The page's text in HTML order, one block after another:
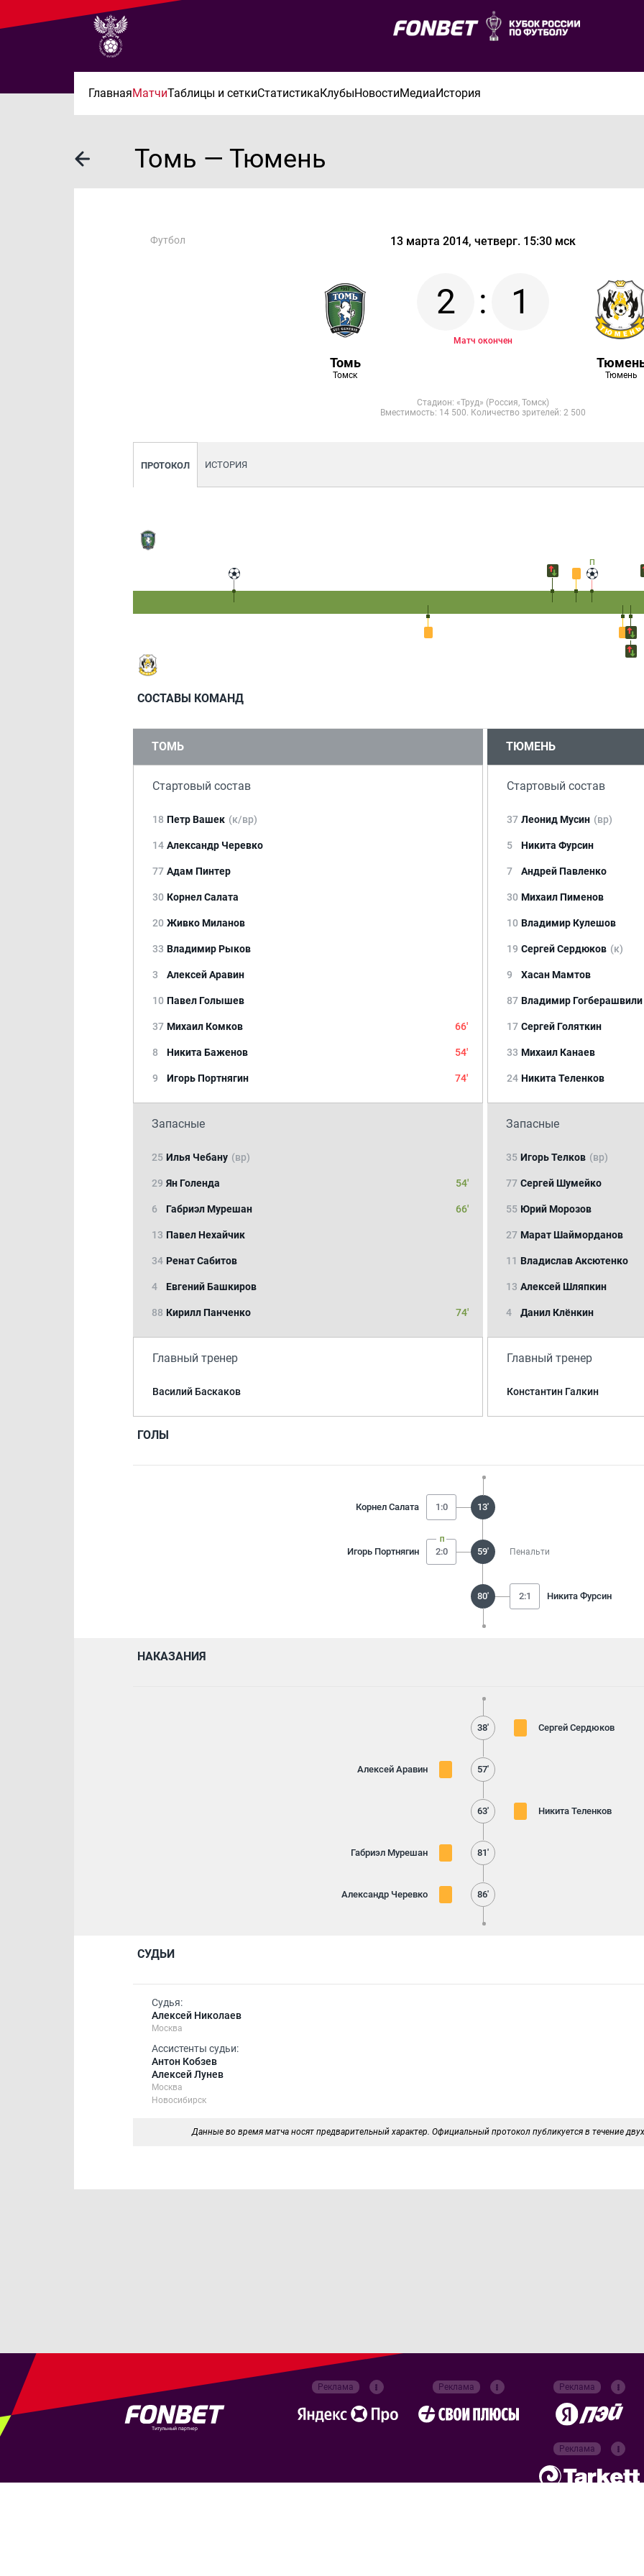
ГлавнаяМатчиТаблицы и сеткиСтатистикаКлубыНовостиМедиаИстория
Томь — Тюмень
Футбол 13 марта 2014, четверг. 15:30 мск
Томь
Томск
2 : 1
Матч окончен
Тюмень
Стадион: «Труд» (Россия, Томск)
Вместимость: 14 500. Количество зрителей: 2 500
ПРОТОКОЛ ИСТОРИЯ
СОСТАВЫ КОМАНД
ТОМЬ
Стартовый состав
18 Петр Вашек (к/вр)
14 Александр Черевко
77 Адам Пинтер
30 Корнел Салата
20 Живко Миланов
33 Владимир Рыков
3 Алексей Аравин
10 Павел Голышев
37 Михаил Комков 66'
8 Никита Баженов 54'
9 Игорь Портнягин 74'
Запасные
25 Илья Чебану (вр)
29 Ян Голенда 54'
6 Габриэл Мурешан 66'
13 Павел Нехайчик
34 Ренат Сабитов
4 Евгений Башкиров
88 Кирилл Панченко 74'
Главный тренер
Василий Баскаков
ТЮМЕНЬ
Стартовый состав
37 Леонид Мусин (вр)
5 Никита Фурсин
7 Андрей Павленко
30 Михаил Пименов
10 Владимир Кулешов
19 Сергей Сердюков (к)
9 Хасан Мамтов
87 Владимир Гогберашвили
17 Сергей Голяткин
33 Михаил Канаев
24 Никита Теленков
Запасные
35 Игорь Телков (вр)
77 Сергей Шумейко
55 Юрий Морозов
27 Марат Шайморданов
11 Владислав Аксютенко
13 Алексей Шляпкин
4 Данил Клёнкин
Главный тренер
Константин Галкин
ГОЛЫ
Корнел Салата 1:0 13'
Игорь Портнягин 2:0 59' Пенальти
80' 2:1 Никита Фурсин
НАКАЗАНИЯ
38' Сергей Сердюков
Алексей Аравин 57'
63' Никита Теленков
Габриэл Мурешан 81'
Александр Черевко 86'
СУДЬИ
Судья:
Алексей Николаев
Москва
Ассистенты судьи:
Антон Кобзев
Алексей Лунев
Москва
Новосибирск
Данные во время матча носят предварительный характер. Официальный протокол публикуется в течение
Титульный партнер
Реклама Реклама Реклама
Реклама